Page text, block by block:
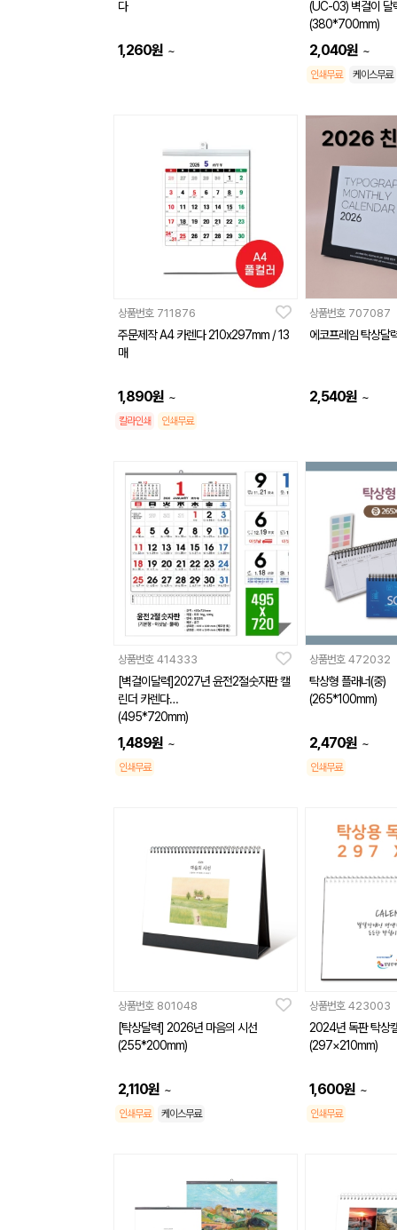
다
1,260원 ~
(UC-03) 벽걸이 달
(380*700mm)
2,040원 ~
인쇄무료 케이스무료
상품번호 711876
주문제작 A4 카렌다 210x297mm / 13
매
1,890원 ~
칼라인쇄 인쇄무료
상품번호 707087
에코프레임 탁상달
2,540원 ~
상품번호 414333
[벽걸이달력]2027년 윤전2절숫자판 캘
린더 카렌다
(495*720mm)
1,489원 ~
인쇄무료
상품번호 472032
탁상형 플래너(중)
(265*100mm)
2,470원 ~
인쇄무료
상품번호 801048
[탁상달력] 2026년 마음의 시선
(255*200mm)
2,110원 ~
인쇄무료 케이스무료
상품번호 423003
2024년 독판 탁상
(297×210mm)
1,600원 ~
인쇄무료